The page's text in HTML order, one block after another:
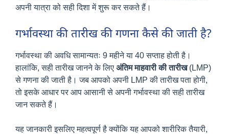
अपनी यात्रा को सही दिशा में शुरू कर सकते हैं।
गर्भावस्था की तारीख की गणना कैसे की जाती है?
गर्भावस्था की अवधि सामान्यतः 9 महीने या 40 सप्ताह होती है।
हालांकि, सही तारीख जानने के लिए अंतिम माहवारी की तारीख(LMP)
से गणना की जाती है। जब आपको अपनी LMP की तारीख पता होगी,
तो इसके आधार पर आप आसानी से अपनी गर्भावस्था की सही तारीख
जान सकते हैं।
यह जानकारी इसलिए महत्वपूर्ण है क्योंकि यह आपको शारीरिक तैयारी,